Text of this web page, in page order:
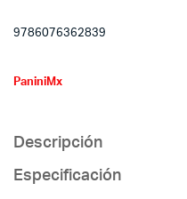
9786076362839
PaniniMx
Descripción
Especificación